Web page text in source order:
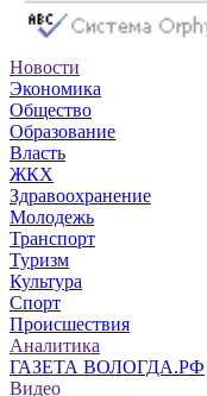
Новости
Экономика
Общество
Образование
Власть
ЖКХ
Здравоохранение
Молодежь
Транспорт
Туризм
Культура
Спорт
Происшествия
Аналитика
ГАЗЕТА ВОЛОГДА.РФ
Видео